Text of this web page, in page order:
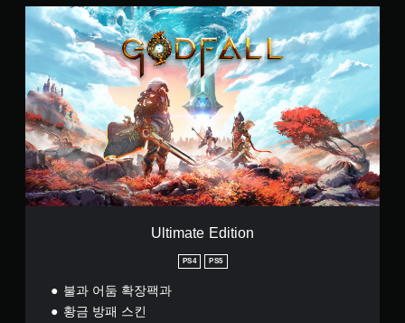
t
m
a
t
e
E
d
i
t
i
Ultimate Edition
PS4 PS5
불과 어둠 확장팩과
황금 방패 스킨